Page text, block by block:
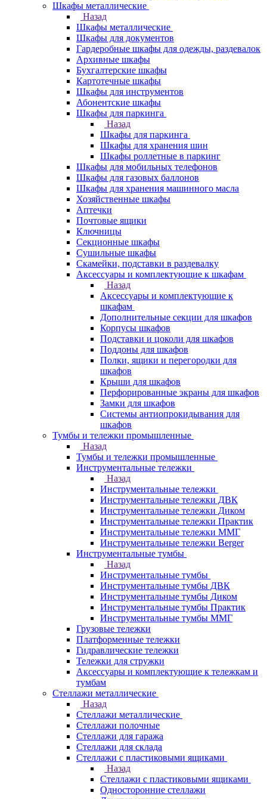
Шкафы металлические
Назад
Шкафы металлические
Шкафы для документов
Гардеробные шкафы для одежды, раздевалок
Архивные шкафы
Бухгалтерские шкафы
Картотечные шкафы
Шкафы для инструментов
Абонентские шкафы
Шкафы для паркинга
Назад
Шкафы для паркинга
Шкафы для хранения шин
Шкафы роллетные в паркинг
Шкафы для мобильных телефонов
Шкафы для газовых баллонов
Шкафы для хранения машинного масла
Хозяйственные шкафы
Аптечки
Почтовые ящики
Ключницы
Секционные шкафы
Сушильные шкафы
Скамейки, подставки в раздевалку
Аксессуары и комплектующие к шкафам
Назад
Аксессуары и комплектующие к
шкафам
Дополнительные секции для шкафов
Корпусы шкафов
Подставки и цоколи для шкафов
Поддоны для шкафов
Полки, ящики и перегородки для
шкафов
Крыши для шкафов
Перфорированные экраны для шкафов
Замки для шкафов
Системы антиопрокидывания для
шкафов
Тумбы и тележки промышленные
Назад
Тумбы и тележки промышленные
Инструментальные тележки
Назад
Инструментальные тележки
Инструментальные тележки ДВК
Инструментальные тележки Диком
Инструментальные тележки Практик
Инструментальные тележки ММГ
Инструментальные тележки Berger
Инструментальные тумбы
Назад
Инструментальные тумбы
Инструментальные тумбы ДВК
Инструментальные тумбы Диком
Инструментальные тумбы Практик
Инструментальные тумбы ММГ
Грузовые тележки
Платформенные тележки
Гидравлические тележки
Тележки для стружки
Аксесcуары и комплектующие к тележкам и
тумбам
Стеллажи металлические
Назад
Стеллажи металлические
Стеллажи полочные
Стеллажи для гаража
Стеллажи для склада
Стеллажи с пластиковыми ящиками
Назад
Стеллажи с пластиковыми ящиками
Односторонние стеллажи